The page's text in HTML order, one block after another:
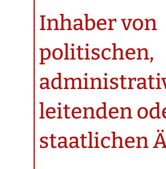
Inhaber von
politischen,
leitenden
staatlichen